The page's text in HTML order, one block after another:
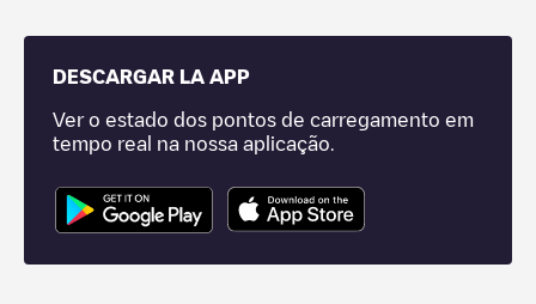
DESCARGAR LA APP
Ver o estado dos pontos de carregamento em
tempo real na nossa aplicação.